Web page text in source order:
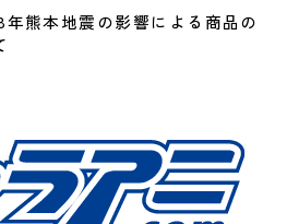
熊本地震の影響による商品の